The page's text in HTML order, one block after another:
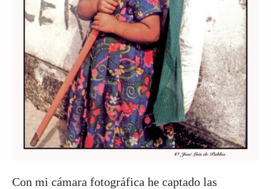
Con mi cámara fotográfica he captado las